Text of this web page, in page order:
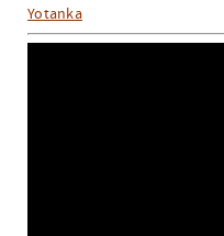
Yotanka